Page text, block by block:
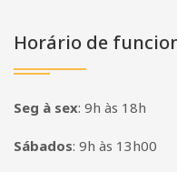
Horário de
Seg à sex: 9h às 18h
Sábados: 9h às 13h00